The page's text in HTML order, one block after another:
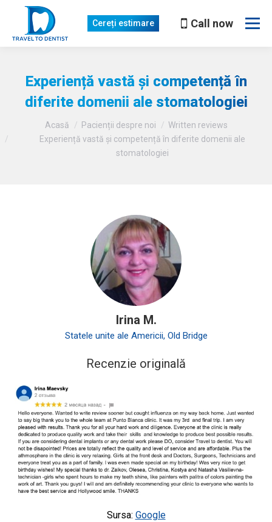
Cereți estimare Call now
Experiență vastă și competență în
diferite domenii ale stomatologiei
Acasă Pacienții despre noi
Written reviews
Experiență vastă și competență în diferite domenii ale
stomatologiei
Irina M.
Statele unite ale Americii, Old Bridge
Recenzie originală
Sursa: Google